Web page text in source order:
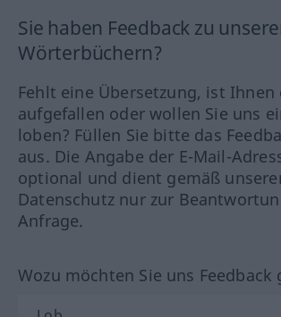
Sie haben Feedback zu
Wörterbüchern?
Fehlt eine Übersetzung, ist Ihnen
aufgefallen oder wollen Sie uns
loben? Füllen Sie bitte das
aus. Die Angabe der E-Mail-
optional und dient gemäß
Datenschutz nur zur
Anfrage.
Wozu möchten Sie uns Feedback